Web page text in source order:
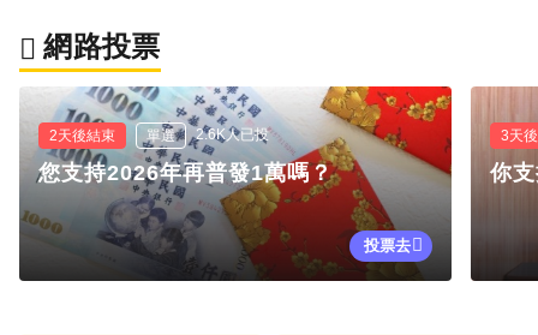
網路投票
2天後結束 單選 2.6K人已投
您支持2026年再普發1萬嗎？
投票去
3天
你